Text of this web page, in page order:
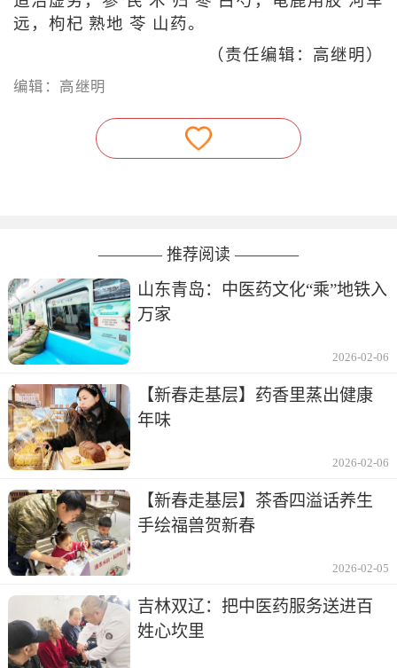
远，枸杞 熟地 苓 山药。
（责任编辑：高继明）
编辑：高继明
———— 推荐阅读 ————
山东青岛：中医药文化“乘”地铁入
万家
2026-02-06
【新春走基层】药香里蒸出健康
年味
2026-02-06
【新春走基层】茶香四溢话养生
手绘福兽贺新春
2026-02-05
吉林双辽：把中医药服务送进百
姓心坎里